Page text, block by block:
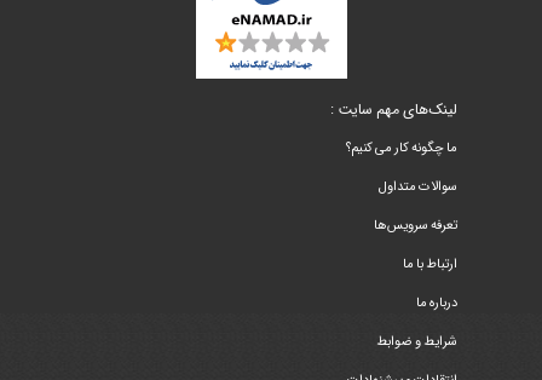
لینک‌های مهم سایت :
ما چگونه کار می کنیم؟
سوالات متداول
تعرفه سرویس‌ها
ارتباط با ما
درباره ما
شرایط و ضوابط